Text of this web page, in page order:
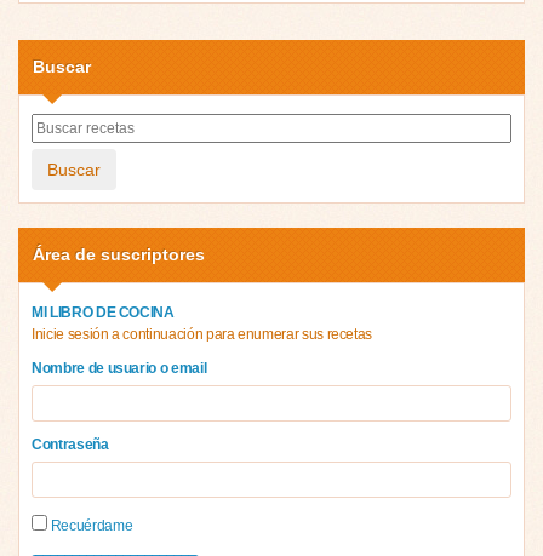
Buscar
Buscar
Área de suscriptores
MI LIBRO DE COCINA
Inicie sesión a continuación para enumerar sus recetas
Nombre de usuario o email
Contraseña
Recuérdame